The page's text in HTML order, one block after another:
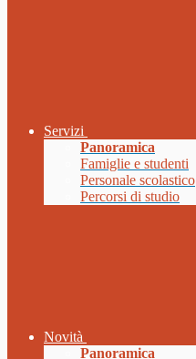
Servizi
Panoramica
Famiglie e studenti
Personale scolastico
Percorsi di studio
Novità
Panoramica